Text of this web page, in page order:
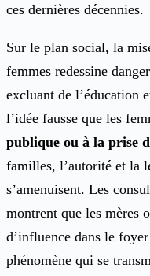
ces dernières décennies.
Sur le plan social, la
femmes redessine
excluant de l’éducation
l’idée fausse que les
publique ou à la prise
familles, l’autorité et la
s’amenuisent. Les
montrent que les mères
d’influence dans le
phénomène qui se